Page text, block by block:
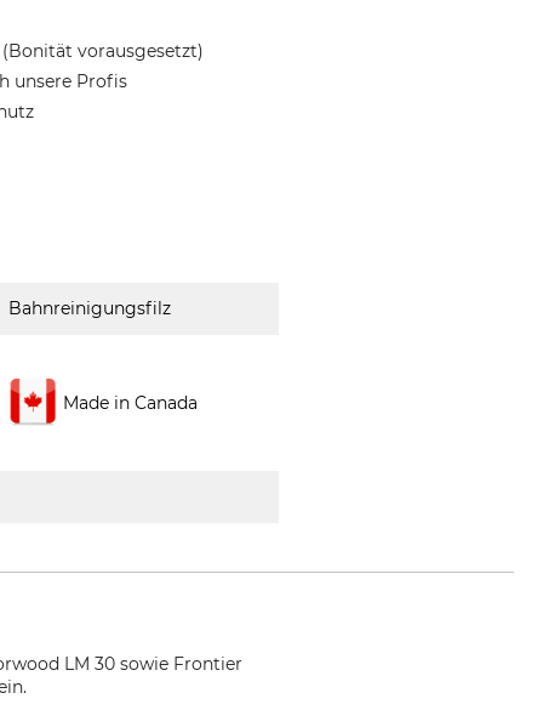
vorausgesetzt)
unsere Profis
Bahnreinigungsfilz
Made in Canada
LM 30 sowie Frontier